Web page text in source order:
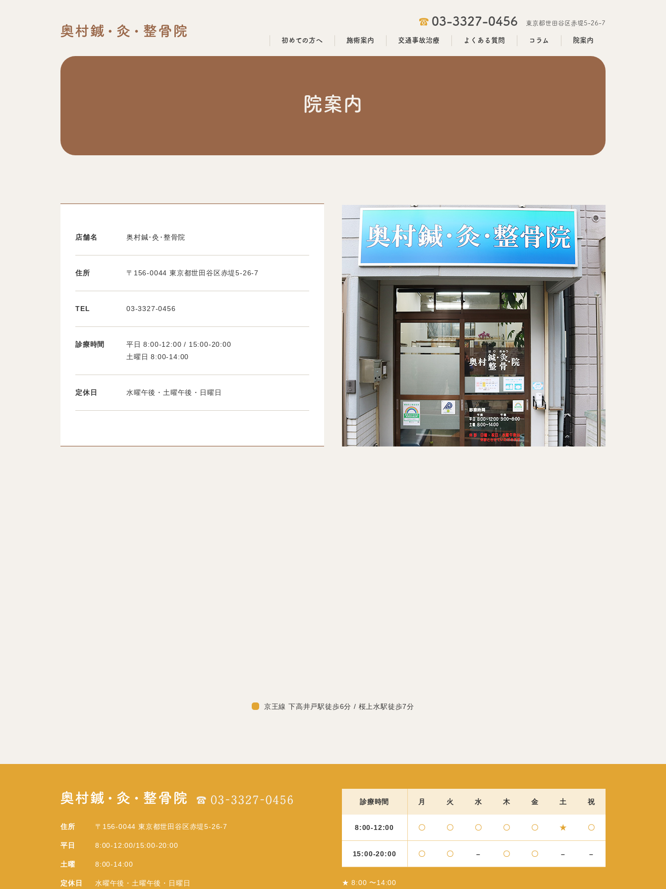
03-3327-0456 東京都世田谷区赤堤5-26-7
初めての方へ 施術案内 交通事故治療 よくある質問 コラム 院案内
院案内
店舗名 奥村鍼･灸･整骨院
住所 〒156-0044 東京都世田谷区赤堤5-26-7
TEL 03-3327-0456
診療時間
平日 8:00-12:00 / 15:00-20:00
土曜日 8:00-14:00
定休日 水曜午後・土曜午後・日曜日
京王線 下高井戸駅徒歩6分 / 桜上水駅徒歩7分
住所 〒156-0044 東京都世田谷区赤堤5-26-7
平日 8:00-12:00/15:00-20:00
土曜 8:00-14:00
定休日 水曜午後・土曜午後・日曜日
診療時間 月 火 水 木 金 土 祝
8:00-12:00 〇 〇 〇 〇 〇 ★ 〇
15:00-20:00 〇 〇 – 〇 〇 – –
★ 8:00 〜14:00